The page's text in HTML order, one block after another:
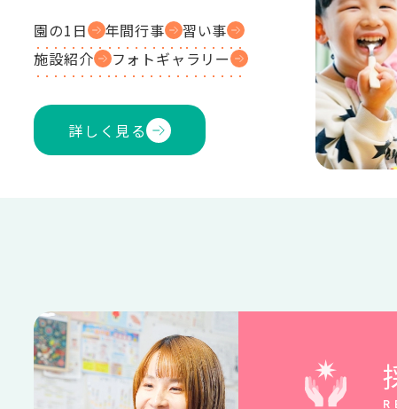
園の1日
年間行事
習い事
施設紹介
フォトギャラリー
詳しく見る